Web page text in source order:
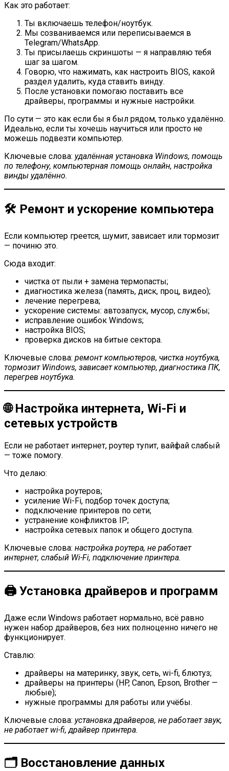
Как это работает:
Ты включаешь телефон/ноутбук.
Мы созваниваемся или переписываемся в
Telegram/WhatsApp.
Ты присылаешь скриншоты — я направляю тебя
шаг за шагом.
Говорю, что нажимать, как настроить BIOS, какой
раздел удалить, куда ставить винду.
После установки помогаю поставить все
драйверы, программы и нужные настройки.
По сути — это как если бы я был рядом, только удалённо.
Идеально, если ты хочешь научиться или просто не
можешь подвезти компьютер.
Ключевые слова: удалённая установка Windows, помощь
по телефону, компьютерная помощь онлайн, настройка
винды удалённо.
🛠 Ремонт и ускорение компьютера
Если компьютер греется, шумит, зависает или тормозит
— починю это.
Сюда входит:
чистка от пыли + замена термопасты;
диагностика железа (память, диск, проц, видео);
лечение перегрева;
ускорение системы: автозапуск, мусор, службы;
исправление ошибок Windows;
настройка BIOS;
проверка дисков на битые сектора.
Ключевые слова: ремонт компьютеров, чистка ноутбука,
тормозит Windows, зависает компьютер, диагностика ПК,
перегрев ноутбука.
🌐 Настройка интернета, Wi-Fi и
сетевых устройств
Если не работает интернет, роутер тупит, вайфай слабый
— тоже помогу.
Что делаю:
настройка роутеров;
усиление Wi-Fi, подбор точек доступа;
подключение принтеров по сети;
устранение конфликтов IP;
настройка сетевых папок и общего доступа.
Ключевые слова: настройка роутера, не работает
интернет, слабый Wi-Fi, подключение принтера.
🖨 Установка драйверов и программ
Даже если Windows работает нормально, всё равно
нужен набор драйверов, без них полноценно ничего не
функционирует.
Ставлю:
драйверы на материнку, звук, сеть, wi-fi, блютуз;
драйверы на принтеры (HP, Canon, Epson, Brother —
любые);
нужные программы для работы или учёбы.
Ключевые слова: установка драйверов, не работает звук,
не работает wi-fi, драйвер принтера.
🗂 Восстановление данных